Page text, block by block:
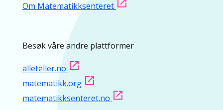
Om Matematikksenteret
Besøk våre andre plattformer
alleteller.no
matematikk.org
matematikksenteret.no